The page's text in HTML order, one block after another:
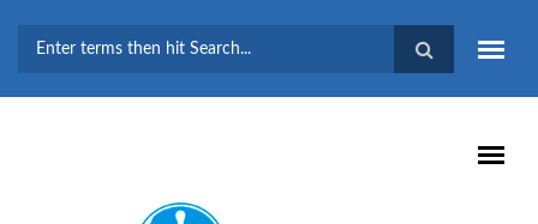
BÚSQUEDA